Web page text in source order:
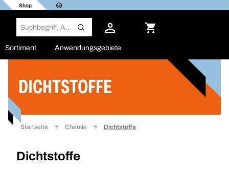
Shop
Sortiment Anwendungsgebiete
DICHTSTOFFE
Startseite Chemie Dichtstoffe
Dichtstoffe
Filter